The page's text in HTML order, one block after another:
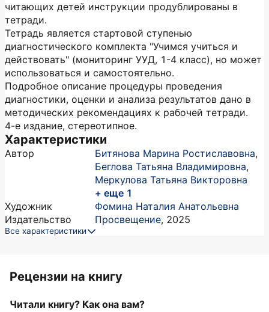
читающих детей инструкции продублированы в
тетради.
Тетрадь является стартовой ступенью
диагностического комплекта "Учимся учиться и
действовать" (мониторинг УУД, 1-4 класс), но может
использоваться и самостоятельно.
Подробное описание процедуры проведения
диагностики, оценки и анализа результатов дано в
методических рекомендациях к рабочей тетради.
4-е издание, стереотипное.
Характеристики
Автор Битянова Марина Ростиславовна,
Беглова Татьяна Владимировна,
Меркулова Татьяна Викторовна
+ еще 1
Художник
Фомина Наталия Анатольевна
Издательство
Просвещение, 2025
Все характеристики
Рецензии на книгу
Читали книгу? Как она вам?